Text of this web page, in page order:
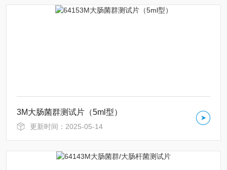
3M大肠菌群测试片（5ml型）
更新时间：2025-05-14